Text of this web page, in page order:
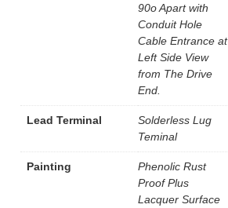
90o Apart with
Conduit Hole
Cable Entrance at
Left Side View
from The Drive
End.
Lead Terminal
Solderless Lug
Teminal
Painting
Phenolic Rust
Proof Plus
Lacquer Surface